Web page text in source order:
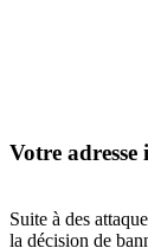
Votre
Suite à des
la décision de